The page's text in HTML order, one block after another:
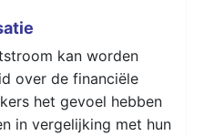
kan worden
over de financiële
het gevoel hebben
in vergelijking met hun